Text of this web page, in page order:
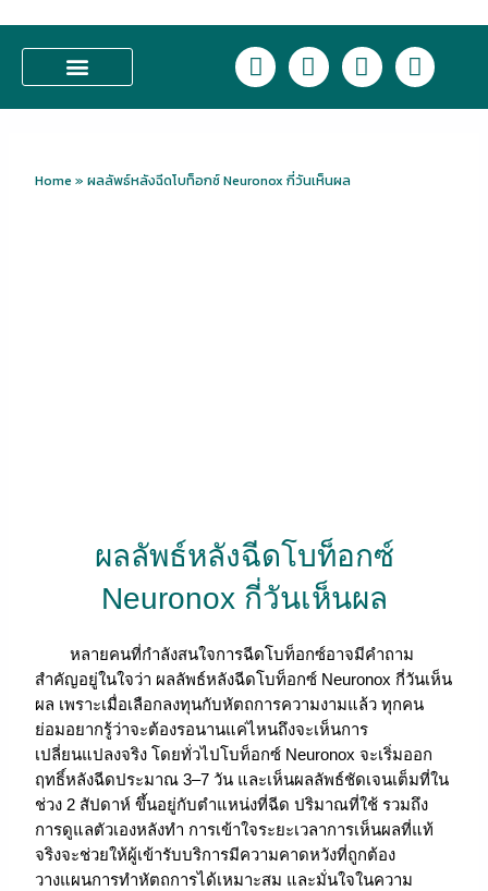
L
i
n
F
a
c
o
I
n
s
T
i
k
Home »ผลลัพธ์หลังฉีดโบท็อกซ์ Neuronox กี่วันเห็นผล
ผลลัพธ์หลังฉีดโบท็อกซ์
Neuronox กี่วันเห็นผล
หลายคนที่กำลังสนใจการฉีดโบท็อกซ์อาจมีคำถาม
สำคัญอยู่ในใจว่า ผลลัพธ์หลังฉีดโบท็อกซ์ Neuronox กี่วันเห็น
ผล เพราะเมื่อเลือกลงทุนกับหัตถการความงามแล้ว ทุกคน
ย่อมอยากรู้ว่าจะต้องรอนานแค่ไหนถึงจะเห็นการ
เปลี่ยนแปลงจริง โดยทั่วไปโบท็อกซ์ Neuronox จะเริ่มออก
ฤทธิ์หลังฉีดประมาณ 3–7 วัน และเห็นผลลัพธ์ชัดเจนเต็มที่ใน
ช่วง 2 สัปดาห์ ขึ้นอยู่กับตำแหน่งที่ฉีด ปริมาณที่ใช้ รวมถึง
การดูแลตัวเองหลังทำ การเข้าใจระยะเวลาการเห็นผลที่แท้
จริงจะช่วยให้ผู้เข้ารับบริการมีความคาดหวังที่ถูกต้อง
วางแผนการทำหัตถการได้เหมาะสม และมั่นใจในความ